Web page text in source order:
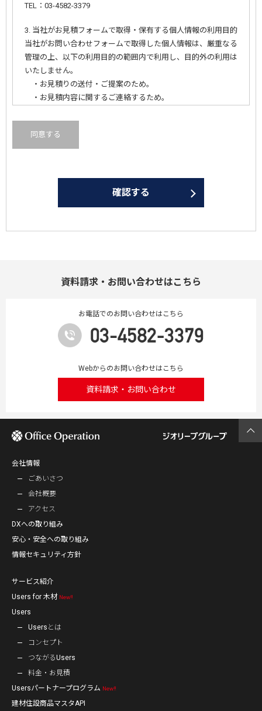
TEL：03-4582-3379
3. 当社がお見積フォームで取得・保有する個人情報の利用目的
当社がお問い合わせフォームで取得した個人情報は、厳重なる
管理の上、以下の利用目的の範囲内で利用し、目的外の利用は
いたしません。
・お見積りの送付・ご提案のため。
・お見積内容に関するご連絡するため。
4. 当社が取得した個人情報の第三者への業務委託について
当社は、第3項の利用目的を達成するために、取得した個人情
5. 当社が取得した個人情報の第三者への提供・共同利用につい
・ご本人の同意がある場合
当社は、個人情報を保護するための規程類を定め、従業者全員
に周知・徹底と啓発・教育を図るとともに、その遵守状況の監
査を定期的に実施いたします。
向上に努めてまいります。
第三者への提供の停止を求める場合には、当社「個人情報お問
ください。
8. 任意性
9. 当社Webサイトの運営について
ときなどに、より便利に閲覧して頂けるよう「クッキー
（Cookie）」という技術を使用することがあります。これ
は、ご本人のコンピュータが当社Webサイトのどのページに
訪れたかを記録しますが、ご本人が当社Webサイトにおいて
クッキーの使用を希望されない場合は、ご本人のブラウザの設
定を変更することにより、クッキーの使用を拒否することがで
きます。その場合、一部または全部のサービスがご利用できな
くなることがあります
同意する
確認する
資料請求・お問い合わせはこちら
お電話でのお問い合わせはこちら
Webからのお問い合わせはこちら
資料請求・お問い合わせ
会社情報
ごあいさつ
会社概要
アクセス
DXへの取り組み
安心・安全への取り組み
情報セキュリティ方針
サービス紹介
Users for 木材 New‼
Users
Usersとは
コンセプト
つながるUsers
料金・お見積
Usersパートナープログラム New‼
建材住設商品マスタAPI